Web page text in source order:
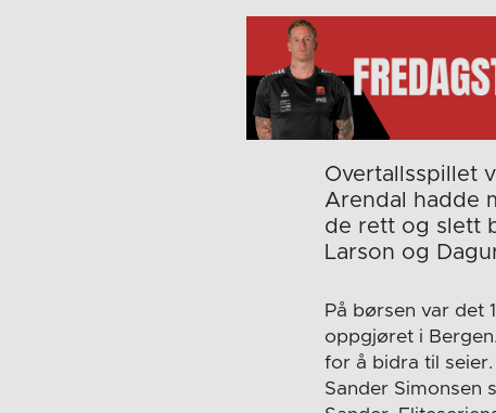
Overtallsspillet
Arendal hadde
de rett og slett
Larson og
På børsen var det
oppgjøret i
for å bidra til
Sander Simonsen